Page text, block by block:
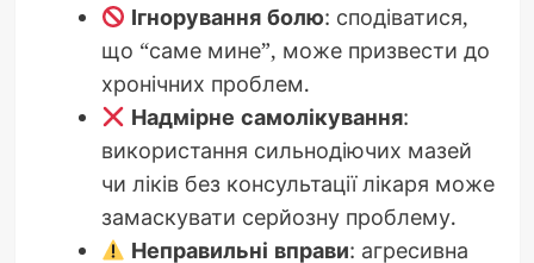
Ігнорування болю: сподіватися,
що “саме мине”, може призвести до
хронічних проблем.
Надмірне самолікування:
використання сильнодіючих мазей
чи ліків без консультації лікаря може
замаскувати серйозну проблему.
Неправильні вправи: агресивна